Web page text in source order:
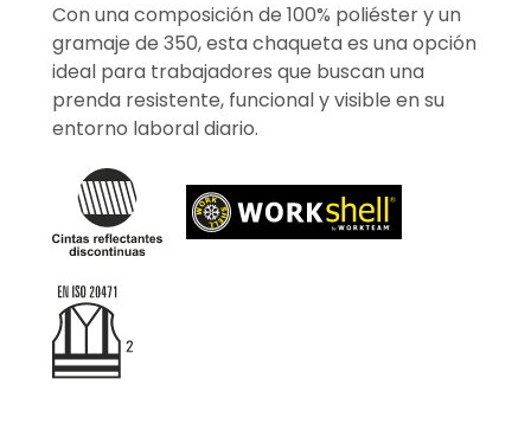
Con una composición de 100% poliéster y un
gramaje de 350, esta chaqueta es una opción
ideal para trabajadores que buscan una
prenda resistente, funcional y visible en su
entorno laboral diario.